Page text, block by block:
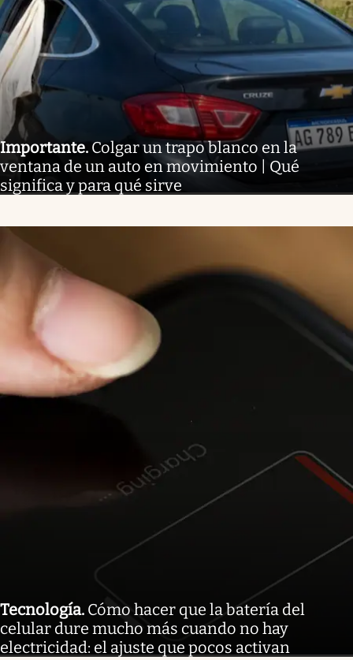
Importante. Colgar un trapo blanco en la
ventana de un auto en movimiento | Qué
significa y para qué sirve
Tecnología. Cómo hacer que la batería del
celular dure mucho más cuando no hay
electricidad: el ajuste que pocos activan